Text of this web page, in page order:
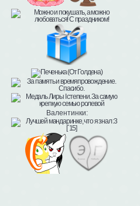
Валентинки: